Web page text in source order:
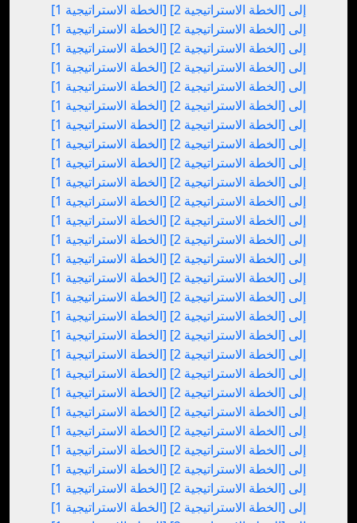
[الخطة الاستراتيجية 1] إلى [الخطة الاستراتيجية 2]
[الخطة الاستراتيجية 1] إلى [الخطة الاستراتيجية 2]
[الخطة الاستراتيجية 1] إلى [الخطة الاستراتيجية 2]
[الخطة الاستراتيجية 1] إلى [الخطة الاستراتيجية 2]
[الخطة الاستراتيجية 1] إلى [الخطة الاستراتيجية 2]
[الخطة الاستراتيجية 1] إلى [الخطة الاستراتيجية 2]
[الخطة الاستراتيجية 1] إلى [الخطة الاستراتيجية 2]
[الخطة الاستراتيجية 1] إلى [الخطة الاستراتيجية 2]
[الخطة الاستراتيجية 1] إلى [الخطة الاستراتيجية 2]
[الخطة الاستراتيجية 1] إلى [الخطة الاستراتيجية 2]
[الخطة الاستراتيجية 1] إلى [الخطة الاستراتيجية 2]
[الخطة الاستراتيجية 1] إلى [الخطة الاستراتيجية 2]
[الخطة الاستراتيجية 1] إلى [الخطة الاستراتيجية 2]
[الخطة الاستراتيجية 1] إلى [الخطة الاستراتيجية 2]
[الخطة الاستراتيجية 1] إلى [الخطة الاستراتيجية 2]
[الخطة الاستراتيجية 1] إلى [الخطة الاستراتيجية 2]
[الخطة الاستراتيجية 1] إلى [الخطة الاستراتيجية 2]
[الخطة الاستراتيجية 1] إلى [الخطة الاستراتيجية 2]
[الخطة الاستراتيجية 1] إلى [الخطة الاستراتيجية 2]
[الخطة الاستراتيجية 1] إلى [الخطة الاستراتيجية 2]
[الخطة الاستراتيجية 1] إلى [الخطة الاستراتيجية 2]
[الخطة الاستراتيجية 1] إلى [الخطة الاستراتيجية 2]
[الخطة الاستراتيجية 1] إلى [الخطة الاستراتيجية 2]
[الخطة الاستراتيجية 1] إلى [الخطة الاستراتيجية 2]
[الخطة الاستراتيجية 1] إلى [الخطة الاستراتيجية 2]
[الخطة الاستراتيجية 1] إلى [الخطة الاستراتيجية 2]
[الخطة الاستراتيجية 1] إلى [الخطة الاستراتيجية 2]